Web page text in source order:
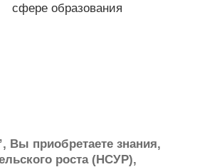
сфере образования
Вы приобретаете знания,
роста (НСУР),